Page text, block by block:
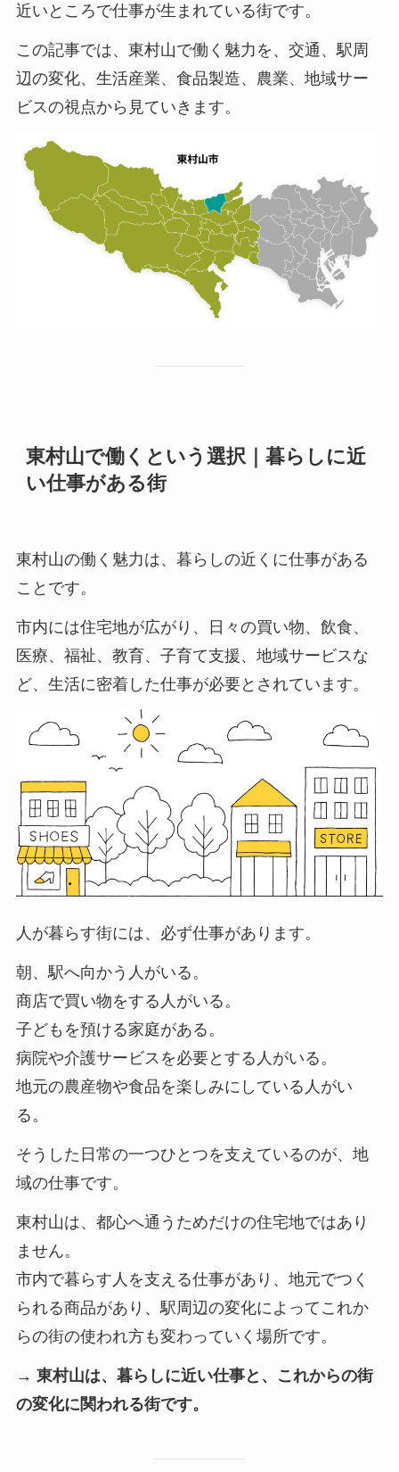
近いところで仕事が生まれている街です。
この記事では、東村山で働く魅力を、交通、駅周
辺の変化、生活産業、食品製造、農業、地域サー
ビスの視点から見ていきます。
東村山で働くという選択｜暮らしに近
い仕事がある街
東村山の働く魅力は、暮らしの近くに仕事がある
ことです。
市内には住宅地が広がり、日々の買い物、飲食、
医療、福祉、教育、子育て支援、地域サービスな
ど、生活に密着した仕事が必要とされています。
人が暮らす街には、必ず仕事があります。
朝、駅へ向かう人がいる。
商店で買い物をする人がいる。
子どもを預ける家庭がある。
病院や介護サービスを必要とする人がいる。
地元の農産物や食品を楽しみにしている人がい
る。
そうした日常の一つひとつを支えているのが、地
域の仕事です。
東村山は、都心へ通うためだけの住宅地ではあり
ません。
市内で暮らす人を支える仕事があり、地元でつく
られる商品があり、駅周辺の変化によってこれか
らの街の使われ方も変わっていく場所です。
→ 東村山は、暮らしに近い仕事と、これからの街
の変化に関われる街です。